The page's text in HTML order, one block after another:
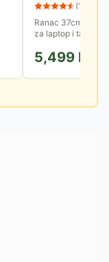
(10
Ranac 37cm PJL
za laptop i tablet,
gde je potrebna
5,499 RSD